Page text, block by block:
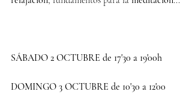
SÁBADO 2 OCTUBRE de 17'30 a 19'00h
DOMINGO 3 OCTUBRE de 10'30 a 12'00